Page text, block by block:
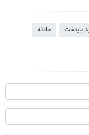
پایتخت
حادثه